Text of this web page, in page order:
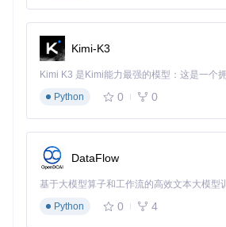
环境配置
安装Python 3.8或更高版本
安装依赖包：
确保游戏设置为窗口化全屏模式
安全设置
份运行"
首次启动时允许防火墙通过
：工具需要在游戏运行状态下才
游戏已启动并处于窗口化全屏模式。
Kimi-K3
Python
0 0
DataFlow
基于大模型算子和工作流的高效文本大模型
Python
0 4